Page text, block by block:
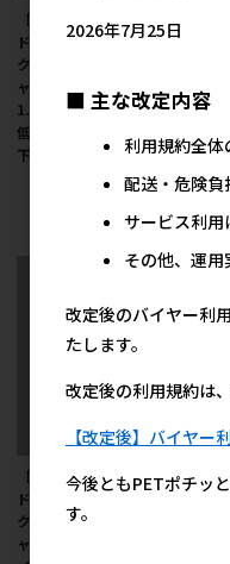
［ファンタジーワール
ド(直送)］オーブンベー
クド トラディション キ
ャットフード キトン
1.13㎏ ※発注単位・最
低ご購入金額にご注意
下さい
4,500円
ャッ
100g
さい
［ファンタジーワール
ド(直送)］オーブンベー
クド トラディション キ
ャットフード 老猫＆ダ
［フ
ド(
2026年7月25日
■ 主な改定内容
利用規約全体
配送・危険
サービス利
その他、運
改定後のバイヤー利
たします。
改定後の利用規約は
【改定後】バイヤー
今後ともPETポチッ
す。